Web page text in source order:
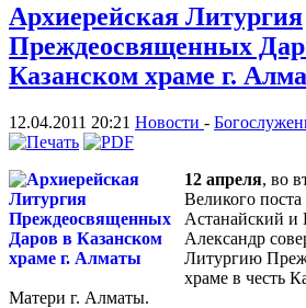
Архиерейская Литургия
Преждеосвященных
Казанском храме г.
12.04.2011 20:21 Новости -
12 апреля, во
Великого
Астанайский и
Александр
Литургию
храме в честь
Матери г. Алматы.